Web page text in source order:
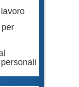
GENERALE +